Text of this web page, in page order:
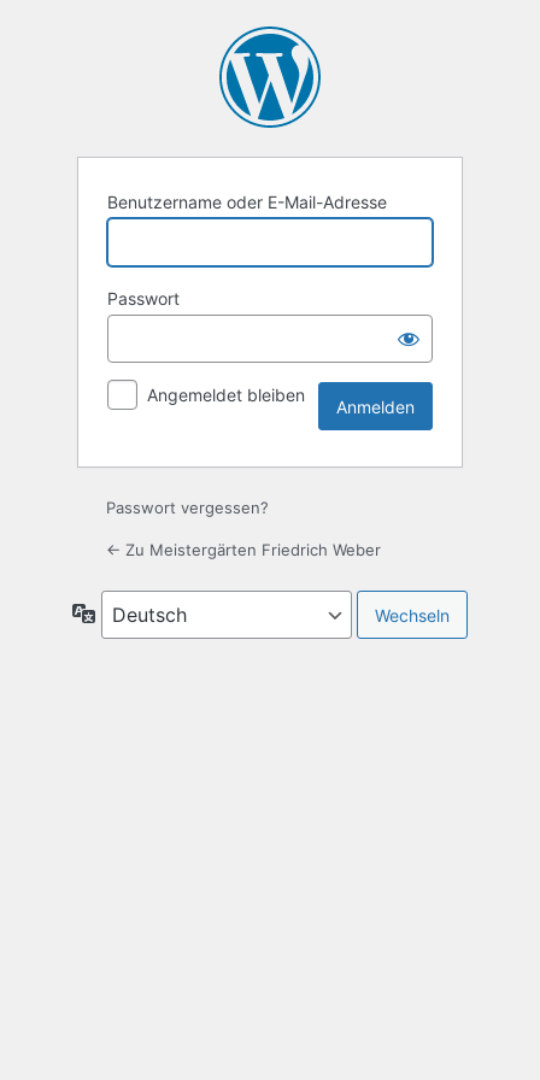
Benutzername oder E-Mail-Adresse
Passwort
Angemeldet bleiben
Passwort vergessen?
← Zu Meistergärten Friedrich Weber
Sprache